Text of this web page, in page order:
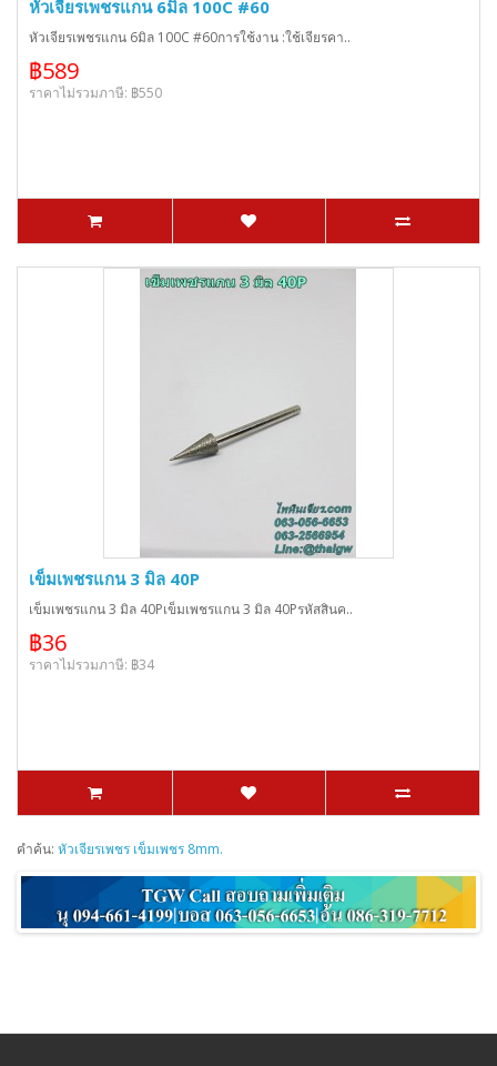
หัวเจียรเพชรแกน 6มิล 100C #60
หัวเจียรเพชรแกน 6มิล 100C #60การใช้งาน :ใช้เจียรคา..
฿589
ราคาไม่รวมภาษี: ฿550
เข็มเพชรแกน 3 มิล 40P
เข็มเพชรแกน 3 มิล 40Pเข็มเพชรแกน 3 มิล 40Pรหัสสินค..
฿36
ราคาไม่รวมภาษี: ฿34
คำค้น: หัวเจียรเพชร เข็มเพชร 8mm.